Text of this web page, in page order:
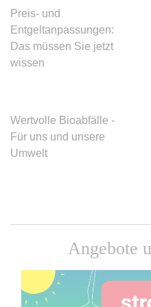
Preis- und
Entgeltanpassungen:
Das müssen Sie jetzt
wissen
Wertvolle Bioabfälle -
Für uns und unsere
Umwelt
Angebote